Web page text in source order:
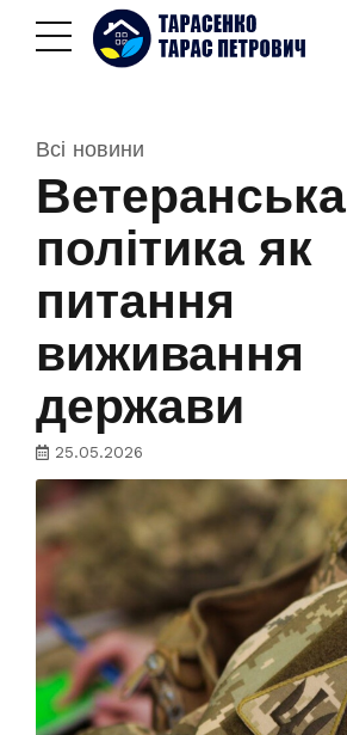
Всі новини
Ветеранська
політика як
питання
виживання
держави
25.05.2026